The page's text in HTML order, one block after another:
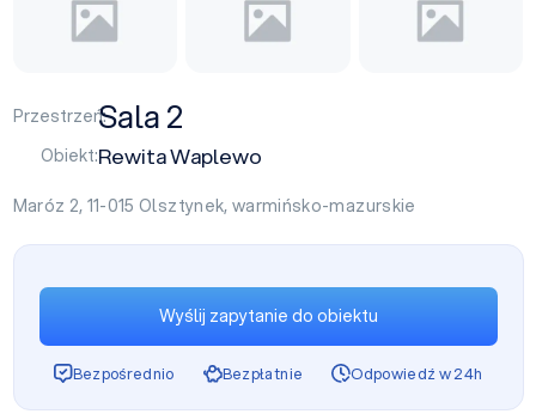
Przestrzeń:Sala 2
Obiekt:Rewita Waplewo
Maróz 2, 11-015Olsztynek, warmińsko-mazurskie
Wyślij zapytanie do obiektu
Bezpośrednio Bezpłatnie Odpowiedź w 24h